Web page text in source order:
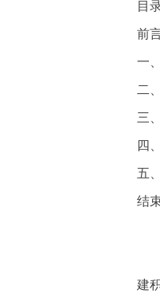
目
前
一
二
三
四
五
结
建